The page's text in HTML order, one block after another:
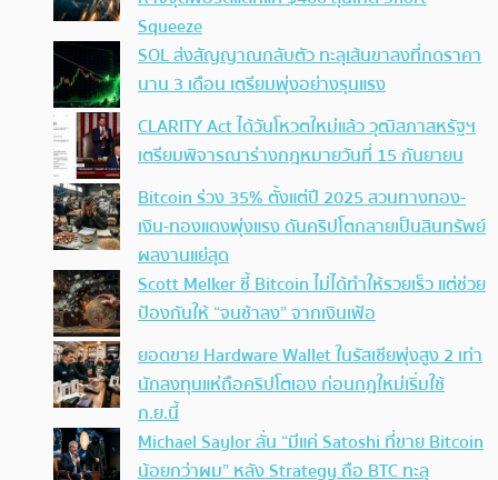
Squeeze
SOL ส่งสัญญาณกลับตัว ทะลุเส้นขาลงที่กดราคา
นาน 3 เดือน เตรียมพุ่งอย่างรุนแรง
CLARITY Act ได้วันโหวตใหม่แล้ว วุฒิสภาสหรัฐฯ
เตรียมพิจารณาร่างกฎหมายวันที่ 15 กันยายน
Bitcoin ร่วง 35% ตั้งแต่ปี 2025 สวนทางทอง-
เงิน-ทองแดงพุ่งแรง ดันคริปโตกลายเป็นสินทรัพย์
ผลงานแย่สุด
Scott Melker ชี้ Bitcoin ไม่ได้ทำให้รวยเร็ว แต่ช่วย
ป้องกันให้ “จนช้าลง” จากเงินเฟ้อ
ยอดขาย Hardware Wallet ในรัสเซียพุ่งสูง 2 เท่า
นักลงทุนแห่ถือคริปโตเอง ก่อนกฎใหม่เริ่มใช้
ก.ย.นี้
Michael Saylor ลั่น “มีแค่ Satoshi ที่ขาย Bitcoin
น้อยกว่าผม” หลัง Strategy ถือ BTC ทะลุ